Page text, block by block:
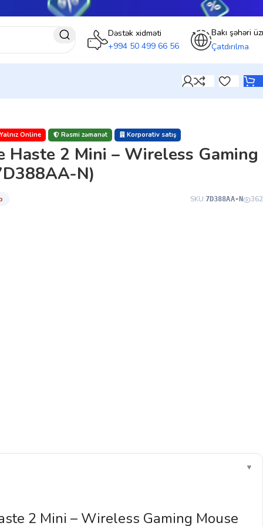
Dəstək xidməti
+994 50 499 66 56
Bakı şəhəri
Çatdırılma
Online Rəsmi zəmanət Korporativ satış
Haste 2 Mini – Wireless Gaming
N)
SKU:7D388AA-N 362
▼
2 Mini – Wireless Gaming Mouse